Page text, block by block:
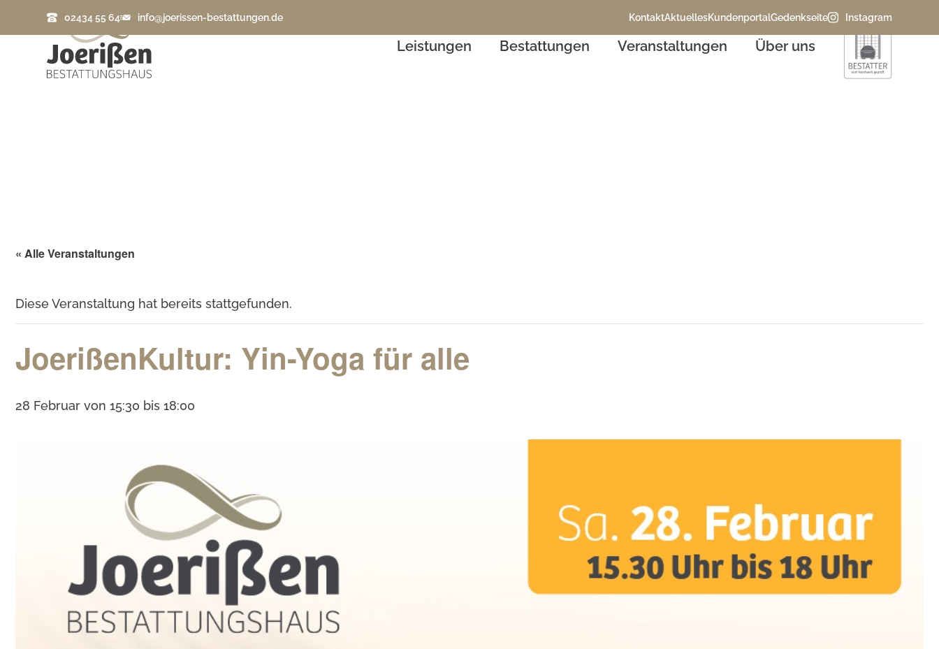
02434 55 64 info@joerissen-bestattungen.de KontaktAktuellesKundenportalGedenkseite Instagram
Leistungen
Auslandsüberführungen
Bestattungen Veranstaltungen Über uns
« Alle Veranstaltungen
Diese Veranstaltung hat bereits stattgefunden.
JoerißenKultur: Yin-Yoga für alle
28 Februar von 15:30 bis 18:00